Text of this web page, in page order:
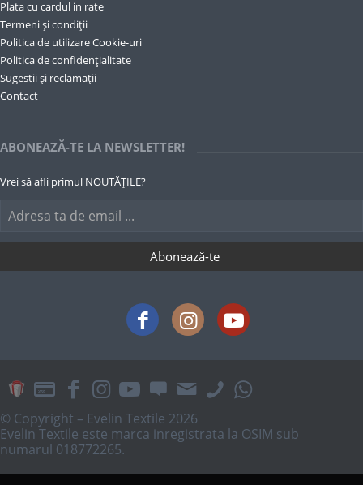
Plata cu cardul in rate
Termeni și condiții
Politica de utilizare Cookie-uri
Politica de confidențialitate
Sugestii și reclamații
Contact
ABONEAZĂ-TE LA NEWSLETTER!
Vrei să afli primul NOUTĂȚILE?
© Copyright – Evelin Textile 2026
Evelin Textile este marca inregistrata la OSIM sub
numarul 018772265.